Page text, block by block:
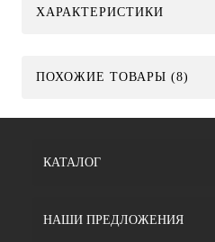
ХАРАКТЕРИСТИКИ
ПОХОЖИЕ ТОВАРЫ (8)
КАТАЛОГ
НАШИ ПРЕДЛОЖЕНИЯ